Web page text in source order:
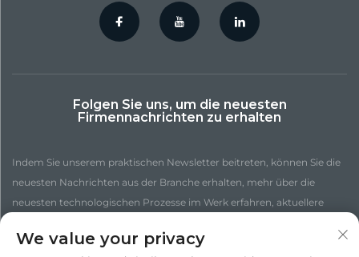
Folgen Sie uns, um die neuesten
Firmennachrichten zu erhalten
Indem Sie unserem praktischen Newsletter beitreten, können Sie die
neuesten Nachrichten aus der Branche erhalten, mehr über die
neuesten technologischen Prozesse im Werk erfahren, aktuellere
We value your privacy